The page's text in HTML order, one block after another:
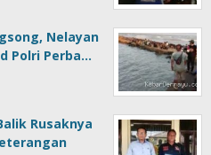
Nelayan
Polri Perba…
Rusaknya